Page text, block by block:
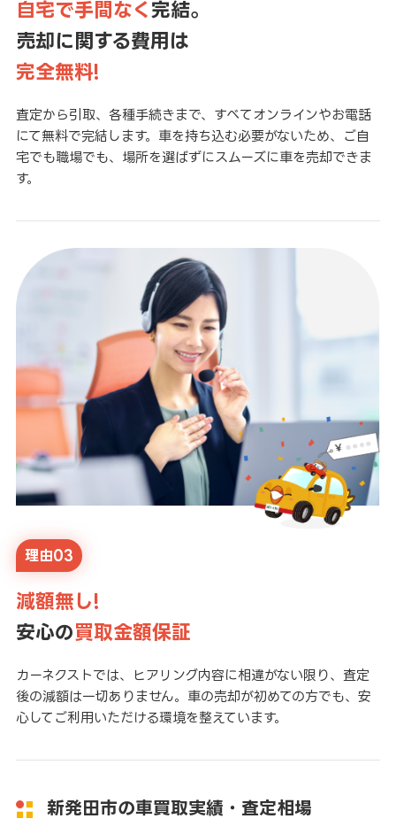
自宅で手間なく 完結。
売却に関する費用は
完全無料!
査定から引取、各種手続きまで、すべてオンラインやお電話
にて無料で完結します。車を持ち込む必要がないため、ご自
宅でも職場でも、場所を選ばずにスムーズに車を売却できま
す。
理由03
減額無し!
安心の買取金額保証
カーネクストでは、ヒアリング内容に相違がない限り、査定
後の減額は一切ありません。車の売却が初めての方でも、安
心してご利用いただける環境を整えています。
新発田市の車買取実績・査定相場